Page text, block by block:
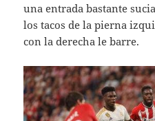
una entrada bastante
los tacos de la pierna
con la derecha le barre.